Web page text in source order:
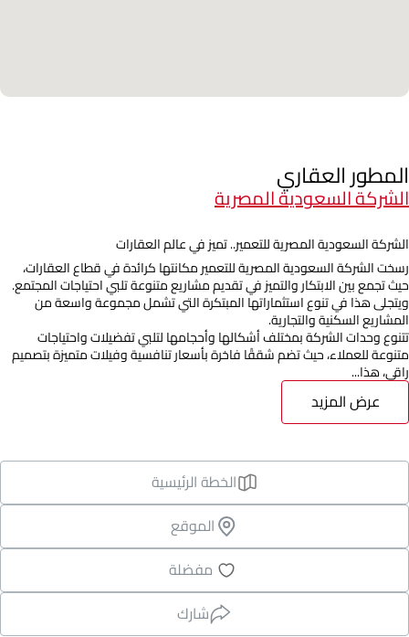
المطور العقاري
الشركة السعودية المصرية
الشركة السعودية المصرية للتعمير.. تميز في عالم العقارات
رسخت الشركة السعودية المصرية للتعمير مكانتها كرائدة في قطاع العقارات،
حيث تجمع بين الابتكار والتميز في تقديم مشاريع متنوعة تلبي احتياجات المجتمع.
ويتجلى هذا في تنوع استثماراتها المبتكرة التي تشمل مجموعة واسعة من
المشاريع السكنية والتجارية.
تتنوع وحدات الشركة بمختلف أشكالها وأحجامها لتلبي تفضيلات واحتياجات
متنوعة للعملاء، حيث تضم شققًا فاخرة بأسعار تنافسية وفيلات متميزة بتصميم
راقي، هذا...
عرض المزيد
الخطة الرئيسية
الموقع
مفضلة
شارك